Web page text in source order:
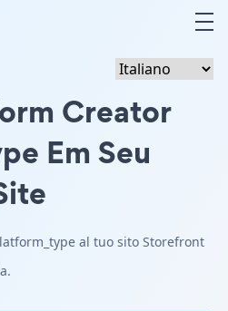
Creator
Em Seu
al tuo sito Storefront